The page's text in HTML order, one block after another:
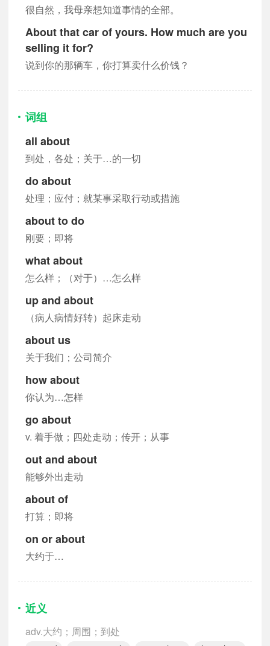
很自然，我母亲想知道事情的全部。
About that car of yours. How much are you
selling it for?
说到你的那辆车，你打算卖什么价钱？
词组
all about
到处，各处；关于…的一切
do about
处理；应付；就某事采取行动或措施
about to do
刚要；即将
what about
怎么样；（对于）…怎么样
up and about
（病人病情好转）起床走动
about us
关于我们；公司简介
how about
你认为…怎样
go about
v. 着手做；四处走动；传开；从事
out and about
能够外出走动
about of
打算；即将
on or about
大约于…
近义
adv.大约；周围；到处